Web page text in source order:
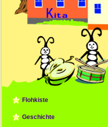
Flohkiste
Geschichte